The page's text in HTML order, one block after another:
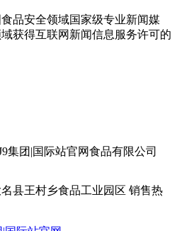
安全领域国家级专业新闻媒
获得互联网新闻信息服务许可的
集团|国际站官网食品有限公司
县王村乡食品工业园区 销售热